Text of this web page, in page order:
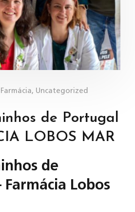
Farmácia, Uncategorized
de Portugal
LOBOS MAR
de
Farmácia Lobos